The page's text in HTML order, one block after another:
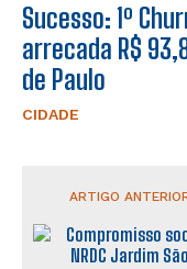
Sucesso: 1º
arrecada R$
de Paulo
CIDADE
ARTIGO